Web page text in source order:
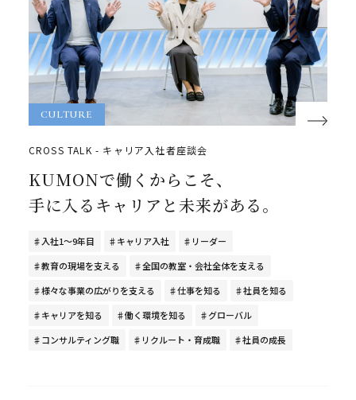
CULTURE
CROSS TALK - キャリア入社者座談会
KUMONで働くからこそ、
手に入るキャリアと未来がある。
入社1～9年目 キャリア入社
リーダー
教育の現場を支える
全国の教室・会社全体を支える
様々な事業の広がりを支える
仕事を知る
社員を知る
キャリアを知る
働く環境を知る
グローバル
コンサルティング職
リクルート・育成職 社員の成長